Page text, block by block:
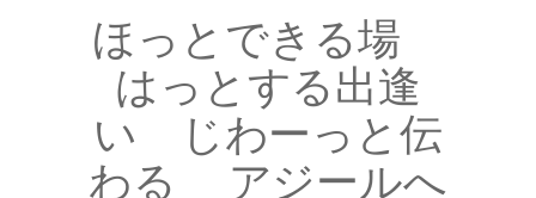
ほっとできる場
はっとする出逢
い じわーっと伝
わる アジールへ